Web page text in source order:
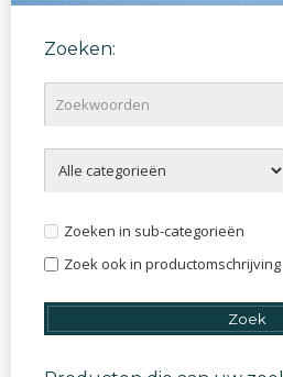
Zoeken:
Zoeken in sub-categorieën
Zoek ook in productomschrijving